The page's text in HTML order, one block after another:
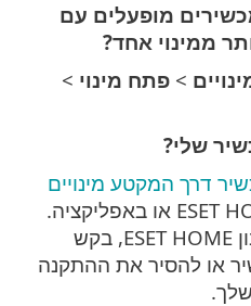
מופעלים עם
ממינוי אחד?
> פתח מינוי >
שלי?
דרך המקטע מינויים
בפורטל האינטרט של ESET HOME או באפליקציה.
אם אינך הבעלים של חשבון ESET HOME, בקש
או להסיר את ההתקנה